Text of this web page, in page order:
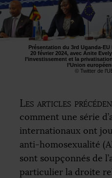
Présentation du 3rd Uganda-EU
20 février 2024, avec Anite
l’investissement et la
l’Union
© Twitter de l’
Les articles
comment une série
internationaux ont
anti-homosexualité (
sont soupçonnés de
particulier la droite